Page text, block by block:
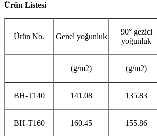
Ürün Listesi
Ürün No. Genel yoğunluk
90° gezici
yoğunluk
(g/m2) (g/m2)
BH-T140 141.08 135.83
BH-T160 160.45 155.86